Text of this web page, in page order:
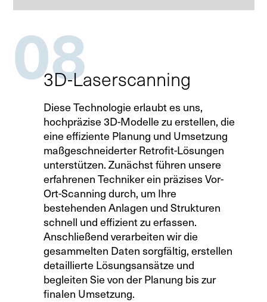
08
3D-Laserscanning
Diese Technologie erlaubt es uns,
hochpräzise 3D-Modelle zu erstellen, die
eine effiziente Planung und Umsetzung
maßgeschneiderter Retrofit-Lösungen
unterstützen. Zunächst führen unsere
erfahrenen Techniker ein präzises Vor-
Ort-Scanning durch, um Ihre
bestehenden Anlagen und Strukturen
schnell und effizient zu erfassen.
Anschließend verarbeiten wir die
gesammelten Daten sorgfältig, erstellen
detaillierte Lösungsansätze und
begleiten Sie von der Planung bis zur
finalen Umsetzung.
Ersatzteile
Retrofit